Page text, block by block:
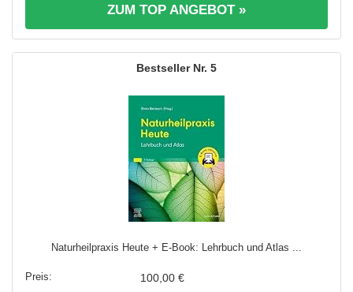
ZUM TOP ANGEBOT »
5
Naturheilpraxis Heute + E-Book: Lehrbuch und Atlas ...
100,00 €